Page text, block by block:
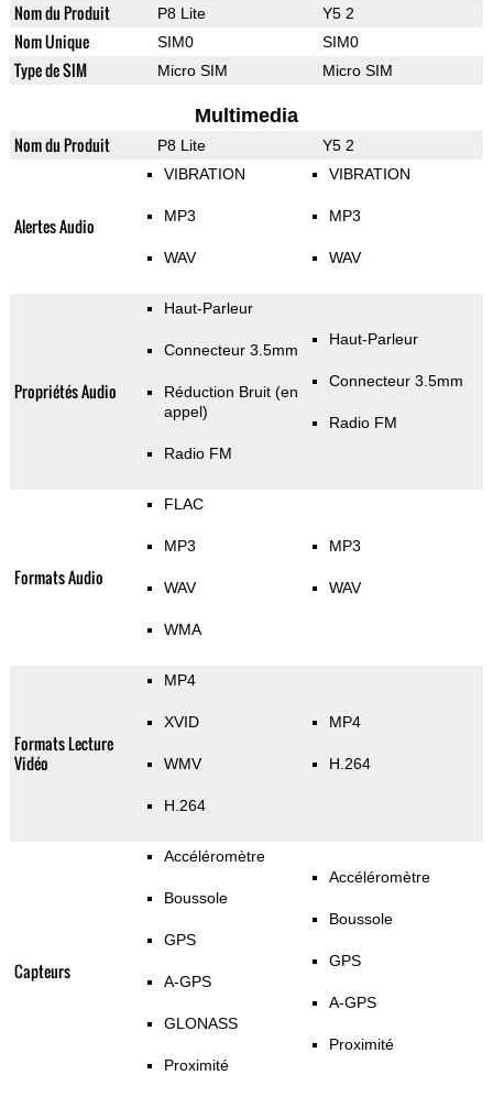
Nom du Produit P8 Lite Y5 2
Nom Unique SIM0 SIM0
Type de SIM Micro SIM Micro SIM
Multimedia
Nom du Produit P8 Lite Y5 2
Alertes Audio
VIBRATION
MP3
WAV
VIBRATION
MP3
WAV
Propriétés Audio
Haut-Parleur
Connecteur 3.5mm
Réduction Bruit (en
appel)
Radio FM
Haut-Parleur
Connecteur 3.5mm
Radio FM
Formats Audio
FLAC
MP3
WAV
WMA
MP3
WAV
Formats Lecture
Vidéo
MP4
XVID
WMV
H.264
MP4
H.264
Capteurs
Accéléromètre
Boussole
GPS
A-GPS
GLONASS
Proximité
Accéléromètre
Boussole
GPS
A-GPS
Proximité